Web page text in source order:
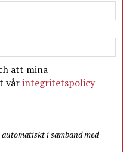
att mina
vårintegritetspolicy
i samband med